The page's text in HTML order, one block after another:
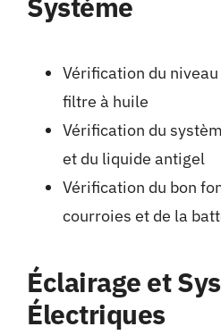
Vérification du niveau
filtre à huile
Vérification du
et du liquide antigel
Vérification du bon
courroies et de la
Éclairage et
Électriques